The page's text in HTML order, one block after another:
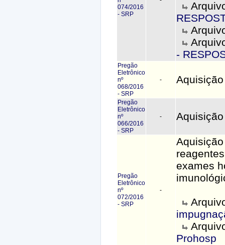
074/2016
- SRP
-
Pregão
Eletrônico
nº
068/2016
- SRP
-
Pregão
Eletrônico
nº
066/2016
- SRP
-
Pregão
Eletrônico
nº
072/2016
- SRP
-
exames
Prohosp